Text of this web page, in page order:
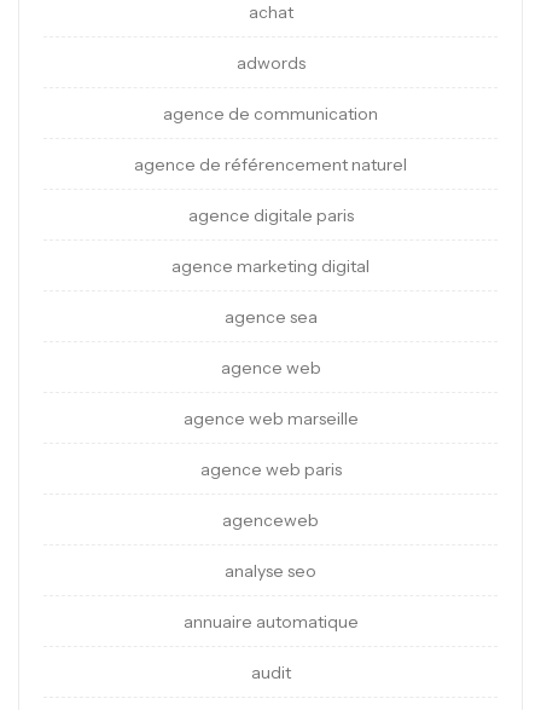
achat
adwords
agence de communication
agence de référencement naturel
agence digitale paris
agence marketing digital
agence sea
agence web
agence web marseille
agence web paris
agenceweb
analyse seo
annuaire automatique
audit